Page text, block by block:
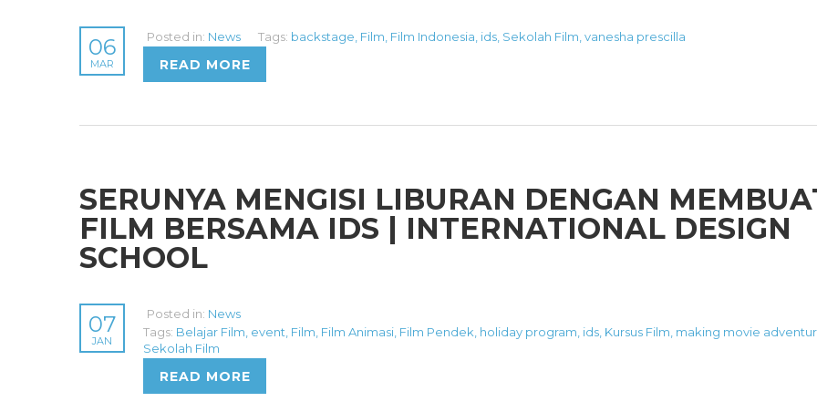
06
MAR
Posted in: News Tags: backstage, Film, Film Indonesia, ids, Sekolah Film,vanesha prescilla
READ MORE
SERUNYA MENGISI LIBURAN DENGAN
FILM BERSAMA IDS | INTERNATIONAL DESIGN
SCHOOL
07
JAN
Posted in: News
Tags: Belajar Film, event, Film, Film Animasi, Film Pendek, holiday program, ids, Kursus Film, making movie
Sekolah Film
READ MORE